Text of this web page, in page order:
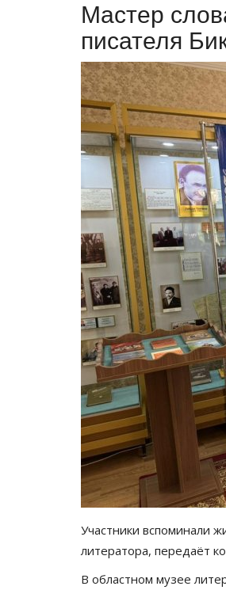
Мастер
писателя
Участники вспоминали
литератора, передаёт
В областном музее